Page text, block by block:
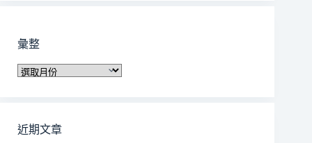
彙整
彙
近期文章